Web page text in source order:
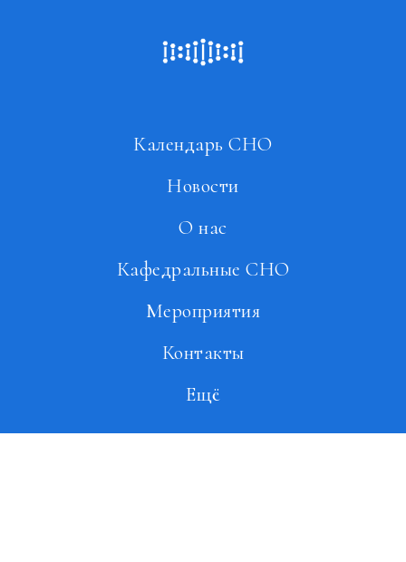
Календарь СНО
Новости
О нас
Кафедральные СНО
Мероприятия
Контакты
Ещё